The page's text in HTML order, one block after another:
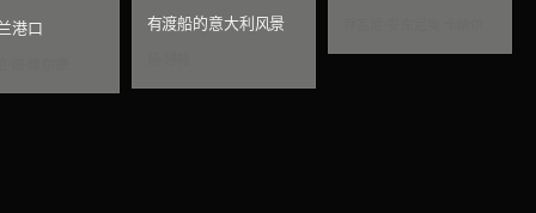
港口 有渡船的意大利风景